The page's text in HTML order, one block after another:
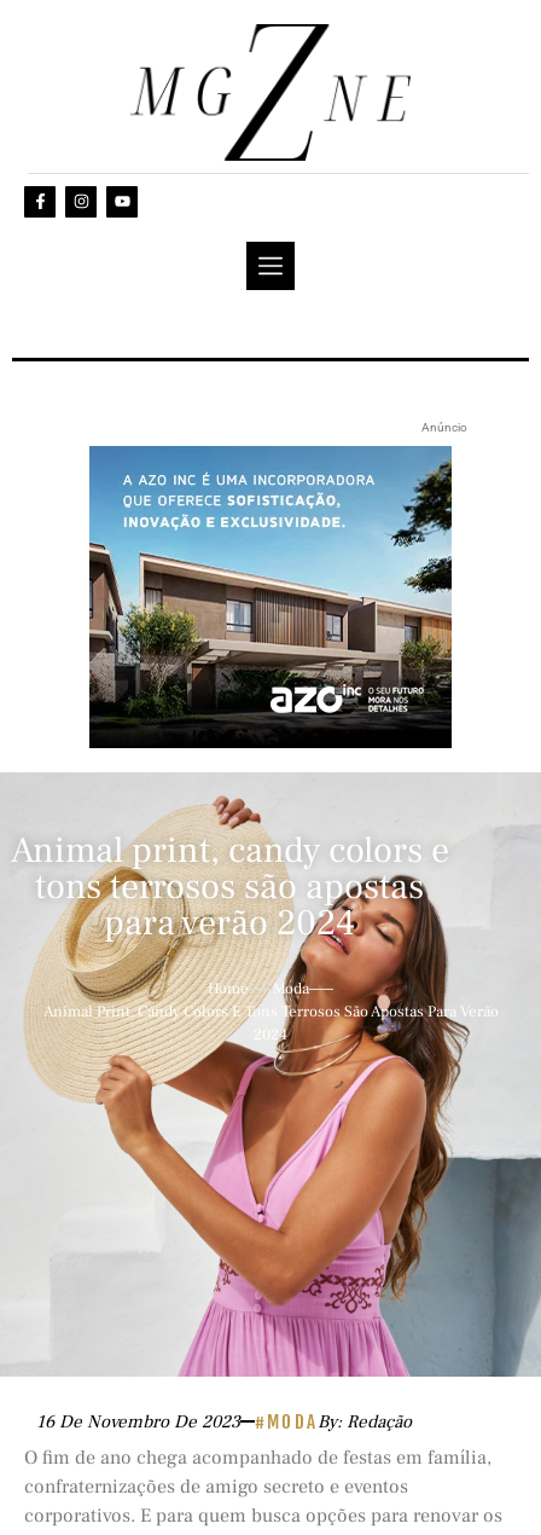
Anúncio
Animal print, candy colors e
tons terrosos são apostas
para verão 2024
Home
Moda
Animal Print, Candy Colors E Tons Terrosos São Apostas Para Verão
2024
16 De Novembro De 2023 #MODABy: Redação
O fim de ano chega acompanhado de festas em família,
confraternizações de amigo secreto e eventos
corporativos. E para quem busca opções para renovar os